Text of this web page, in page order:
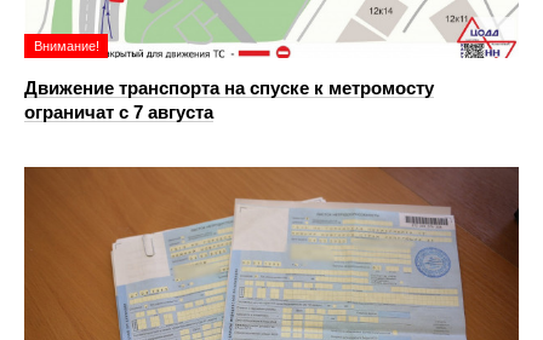
Внимание!
Движение транспорта на спуске к метромосту
ограничат с 7 августа